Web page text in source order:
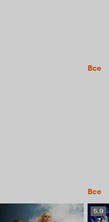
Все
Все
5.9